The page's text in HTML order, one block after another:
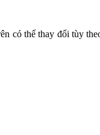
có thể thay đổi tùy